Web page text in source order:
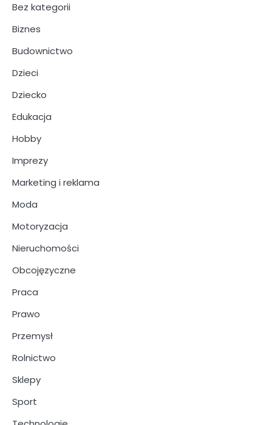
Bez kategorii
Biznes
Budownictwo
Dzieci
Dziecko
Edukacja
Hobby
Imprezy
Marketing i reklama
Moda
Motoryzacja
Nieruchomości
Obcojęzyczne
Praca
Prawo
Przemysł
Rolnictwo
Sklepy
Sport